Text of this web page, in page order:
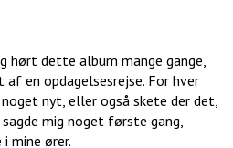
hørt dette album mange gange,
en opdagelsesrejse. For hver
nyt, eller også skete der det,
mig noget første gang,
mine ører.